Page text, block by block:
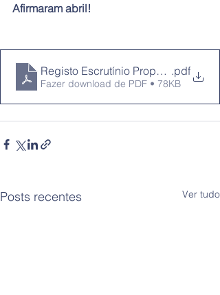
Afirmaram abril!
Registo Escrutínio Propostas OPE
.pdf
Fazer download de PDF • 78KB
Posts recentes Ver tudo